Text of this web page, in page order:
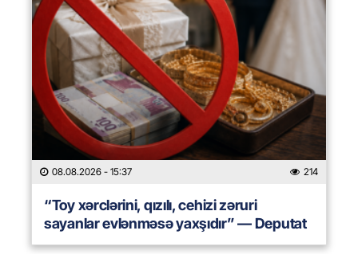
08.08.2026 - 15:37 214
“Toy xərclərini, qızılı, cehizi zəruri
sayanlar evlənməsə yaxşıdır” — Deputat